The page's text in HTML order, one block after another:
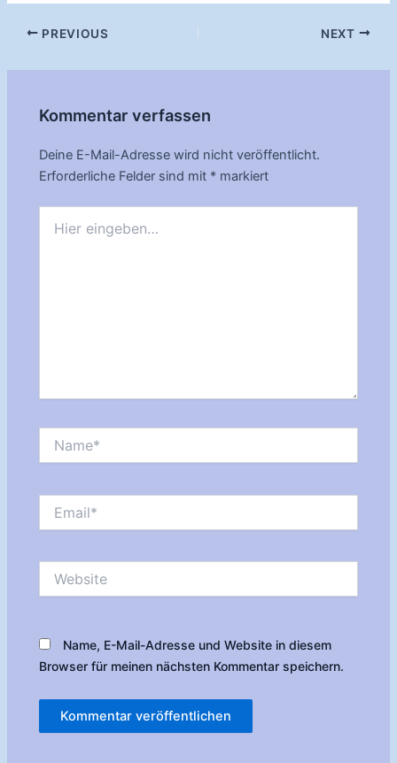
Post
PREVIOUS NEXT
Kommentar verfassen
Deine E-Mail-Adresse wird nicht veröffentlicht.
Erforderliche Felder sind mit * markiert
eingeben…
Name, E-Mail-Adresse und Website in diesem
Browser für meinen nächsten Kommentar speichern.